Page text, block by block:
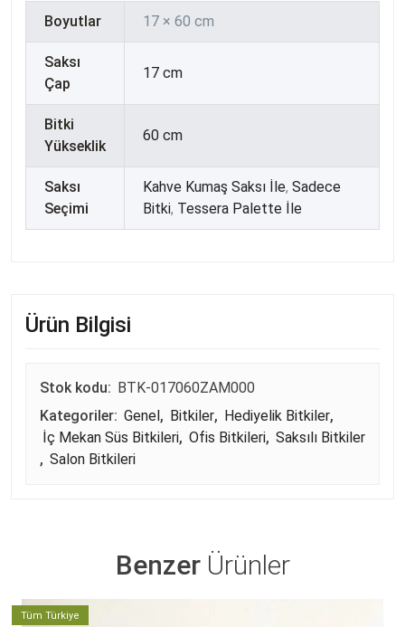
Boyutlar 17 × 60 cm
Saksı
Çap
17 cm
Bitki
Yükseklik
60 cm
Saksı
Seçimi
Kahve Kumaş Saksı İle, Sadece
Bitki, Tessera Palette İle
Ürün Bilgisi
Stok kodu: BTK-017060ZAM000
Kategoriler: Genel, Bitkiler, Hediyelik Bitkiler,
İç Mekan Süs Bitkileri, Ofis Bitkileri, Saksılı Bitkiler
, Salon Bitkileri
BenzerÜrünler
Tüm Türkiye